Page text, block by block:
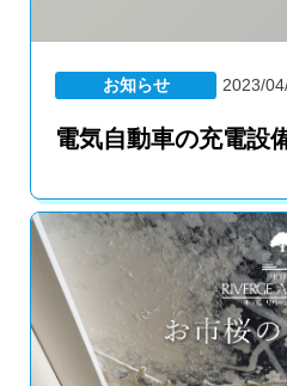
お知らせ 2023/
電気自動車の充電設